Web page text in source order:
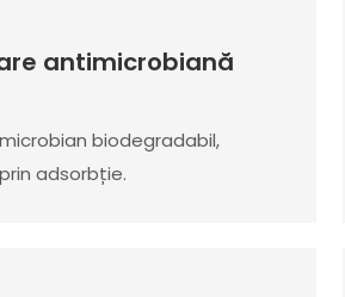
antimicrobiană
biodegradabil,
adsorbție.